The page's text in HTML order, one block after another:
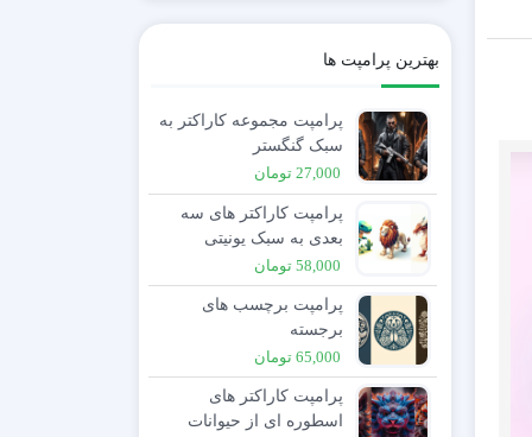
بهترین پرامپت ها
پرامپت مجموعه کاراکتر به
سبک گنگستر
27,000 تومان
پرامپت کاراکتر های سه
بعدی به سبک یونیتی
58,000 تومان
پرامپت برچسب های
برجسته
65,000 تومان
پرامپت کاراکتر های
اسطوره ای از حیوانات